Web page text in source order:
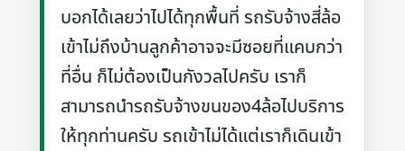
บอกได้เลยว่าไปได้ทุกพื้นที่ รถรับจ้างสี่ล้อ
เข้าไม่ถึงบ้านลูกค้าอาจจะมีซอยที่แคบกว่า
ที่อื่น ก็ไม่ต้องเป็นกังวลไปครับ เราก็
สามารถนำรถรับจ้างขนของ4ล้อไปบริการ
ให้ทุกท่านครับ รถเข้าไม่ได้แต่เราก็เดินเข้า